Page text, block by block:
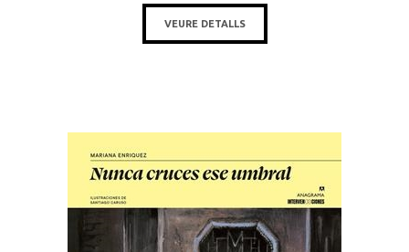
VEURE DETALLS